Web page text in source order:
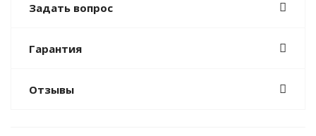
Задать вопрос
Гарантия
Отзывы